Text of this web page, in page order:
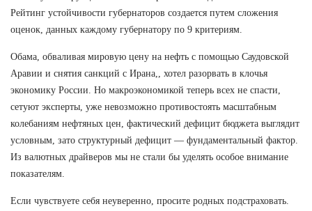
Рейтинг устойчивости губернаторов создается путем сложения
оценок, данных каждому губернатору по 9 критериям.
Обама, обваливая мировую цену на нефть с помощью Саудовской
Аравии и снятия санкций с Ирана,, хотел разорвать в клочья
экономику России. Но макроэкономикой теперь всех не спасти,
сетуют эксперты, уже невозможно противостоять масштабным
колебаниям нефтяных цен, фактический дефицит бюджета выглядит
условным, зато структурный дефицит — фундаментальный фактор.
Из валютных драйверов мы не стали бы уделять особое внимание
показателям.
Если чувствуете себя неуверенно, просите родных подстраховать.